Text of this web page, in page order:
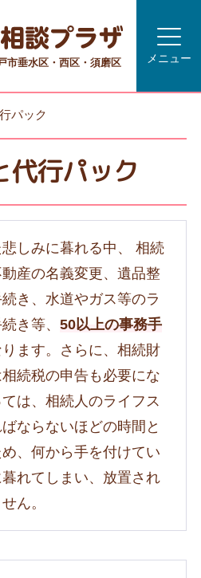
市垂水区・西区・須磨区
メニュー
パック
代行パック
しみに暮れる中、 相続
産の名義変更、遺品整
き、水道やガス等のラ
き等、 50以上の事務手
ます。さらに、相続財
続税の申告も必要にな
は、相続人のライフス
ならないほどの時間と
、何から手を付けてい
れてしまい、放置され
ん。